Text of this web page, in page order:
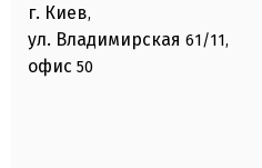
г. Киев,
ул. Владимирская 61/11,
офис 50